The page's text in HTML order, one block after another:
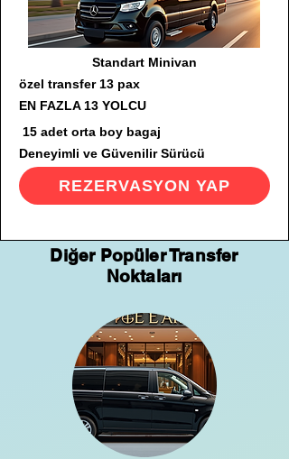
Standart Minivan
özel transfer 13 pax
EN FAZLA 13 YOLCU
15 adet orta boy bagaj
Deneyimli ve Güvenilir Sürücü
REZERVASYON YAP
Diğer Popüler Transfer
Noktaları